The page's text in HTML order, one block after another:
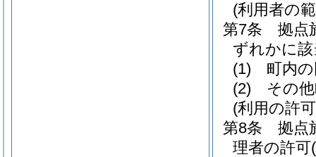
(利用者の
第7条
拠点
ずれかに
(1)
町内
(2)
その
(利用の許
第8条
拠点
理者の許可